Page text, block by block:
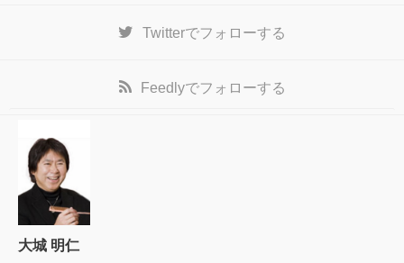
Twitterでフォローする
Feedlyでフォローする
大城 明仁